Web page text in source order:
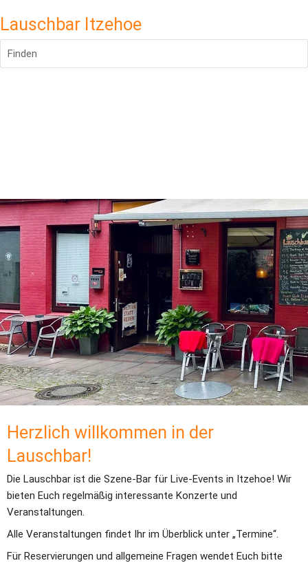
Lauschbar Itzehoe
Finden
Herzlich willkommen in der
Lauschbar!
Die Lauschbar ist die Szene-Bar für Live-Events in Itzehoe! Wir
bieten Euch regelmäßig interessante Konzerte und
Veranstaltungen.
Alle Veranstaltungen findet Ihr im Überblick unter „Termine“.
Für Reservierungen und allgemeine Fragen wendet Euch bitte